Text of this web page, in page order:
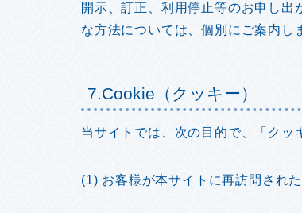
開示、訂正、利用停止等のお申し
な方法については、個別にご案内し
7.Cookie（クッキー）
当サイトでは、次の目的で、「クッ
(1) お客様が本サイトに再訪問され